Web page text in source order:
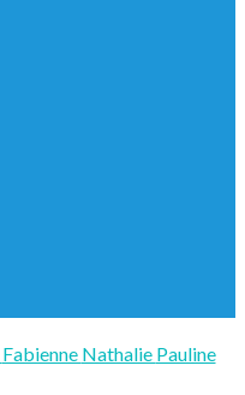
Fabienne Nathalie Pauline